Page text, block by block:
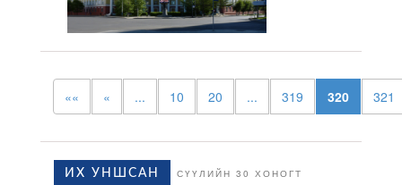
«« « ... 10 20 ... 319 320 321
ИХ УНШСАН СҮҮЛИЙН 30 ХОНОГТ